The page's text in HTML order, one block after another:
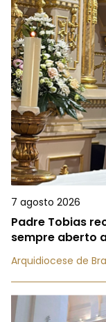
7 agosto 2026
Padre Tobias
sempre aberto
Arquidiocese de